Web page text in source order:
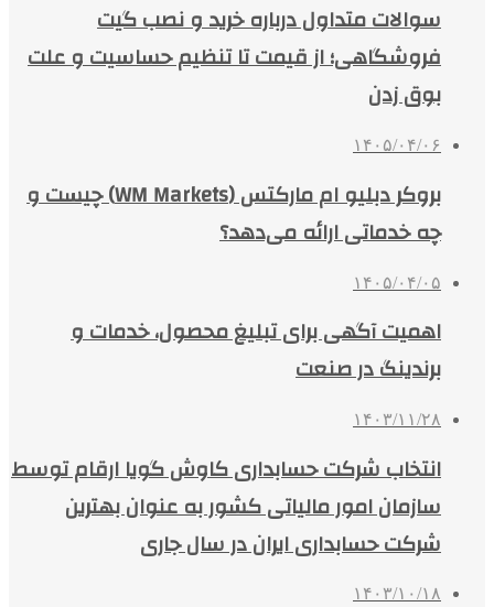
سوالات متداول درباره خرید و نصب گیت
فروشگاهی؛ از قیمت تا تنظیم حساسیت و علت
بوق زدن
۱۴۰۵/۰۴/۰۶
بروکر دبلیو ام مارکتس (WM Markets) چیست و
چه خدماتی ارائه می‌دهد؟
۱۴۰۵/۰۴/۰۵
اهمیت آگهی برای تبلیغ محصول، خدمات و
برندینگ در صنعت
۱۴۰۳/۱۱/۲۸
انتخاب شرکت حسابداری کاوش گویا ارقام توسط
سازمان امور مالیاتی کشور به عنوان بهترین
شرکت حسابداری ایران در سال جاری
۱۴۰۳/۱۰/۱۸